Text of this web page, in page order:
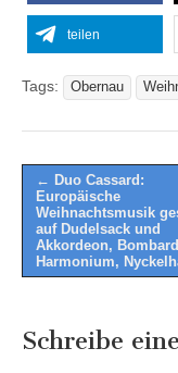
teilen
Tags: Obernau
Post
navigation
← Duo Cassard:
Europäische
Weihnachtsmusik
auf Dudelsack und
Akkordeon,
Harmonium,
Schreibe